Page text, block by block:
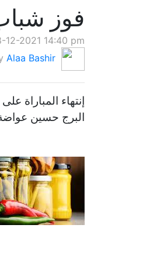
فوز
12-2021 14:40 pm
Alaa Bashir
البرج حسين عواضة (56) وعباس عوض (75)، وسجل للاخاء الأهلي سعيد